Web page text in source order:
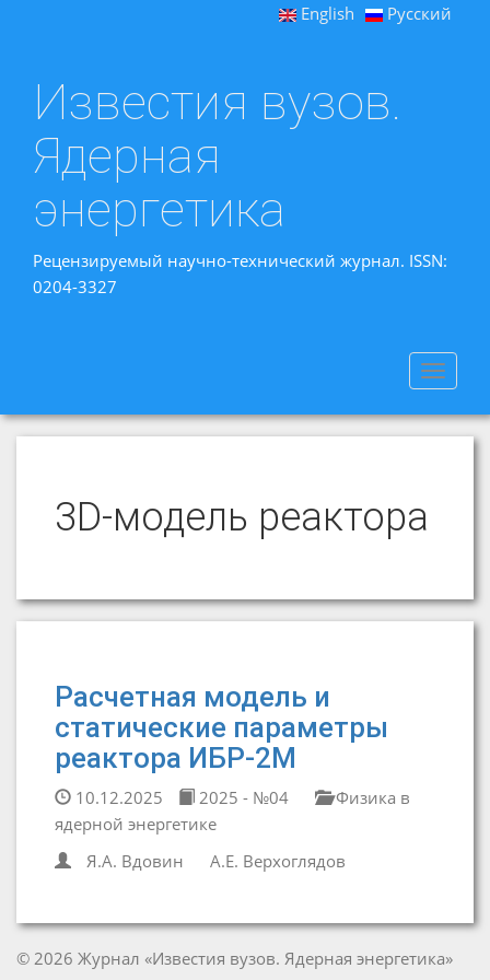
English Русский
Известия вузов.
Ядерная
энергетика
Рецензируемый научно-технический журнал. ISSN:
0204-3327
Toggle
3D-модель реактора
Расчетная модель и
статические параметры
реактора ИБР-2М
10.12.2025 2025 - №04
Физика в
ядерной энергетике
Я.А. Вдовин
А.Е. Верхоглядов
© 2026 Журнал «Известия вузов. Ядерная энергетика»